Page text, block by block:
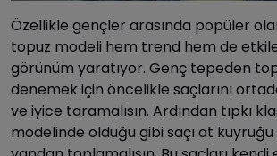
Özellikle gençler arasında popüler
topuz modeli hem trend hem de
görünüm yaratıyor. Genç tepeden
denemek için öncelikle saçlarını
ve iyice taramalısın. Ardından tıpkı
modelinde olduğu gibi saçı at kuyruğu